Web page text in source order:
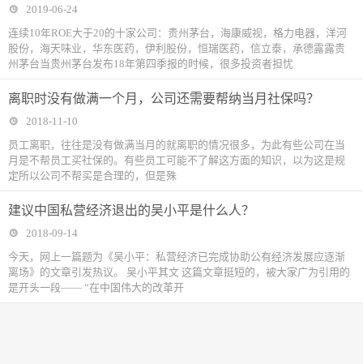
2019-06-24
连续10年ROE大于20的十家公司：贵州茅台，海康威视，格力电器，洋河
股份，海天味业，华东医药，伊利股份，恒瑞医药，信立泰，承德露露贵
州茅台当贵州茅台发布18年第四季报的时候，很多投资者担忧
离职时没有做满一个月，公司还需要帮纳当月社保吗？
2018-11-10
​员工离职，往往是没有做满当月的就离职的情况很多，为此有些公司在当
月是不帮员工买社保的。有些员工可能不了解这方面的知识，以为这是规
定所以公司不帮买是合理的，但是殊
建议中国私营经济退出的吴小平是什么人？
2018-09-14
今天，网上一篇题为《吴小平：私营经济已完成协助公有经济发展应逐渐
离场》的文章引发热议。 吴小平其文 这篇文章挺短的，被大家广为引用的
是开头一段—— “在中国伟大的改革开